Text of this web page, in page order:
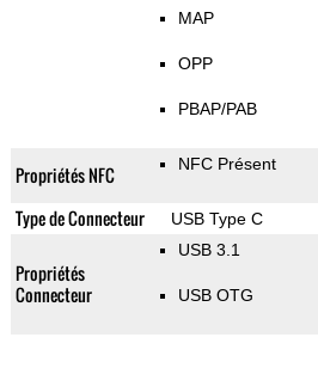
MAP
OPP
PBAP/PAB
Propriétés NFC NFC Présent
Type de Connecteur USB Type C
Propriétés
Connecteur
USB 3.1
USB OTG